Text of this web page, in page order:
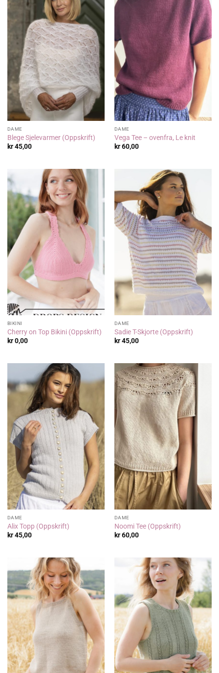
DAME
Blege Sjelevarmer (Oppskrift)
kr45,00
DAME
Vega Tee – ovenfra, Le knit
kr60,00
BIKINI
Cherry on Top Bikini (Oppskrift)
kr0,00
DAME
Sadie T-Skjorte (Oppskrift)
kr45,00
DAME
Alix Topp (Oppskrift)
kr45,00
DAME
Noomi Tee (Oppskrift)
kr60,00